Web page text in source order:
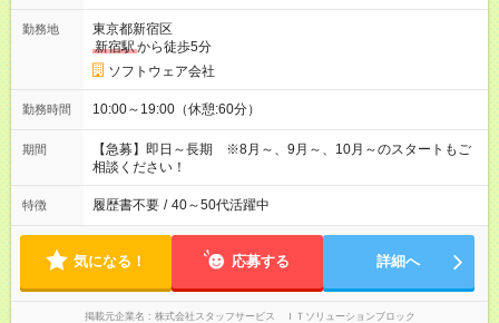
勤務地
東京都新宿区
新宿駅から徒歩5分
ソフトウェア会社
勤務時間 10:00～19:00（休憩:60分）
期間
【急募】即日～長期 ※8月～、9月～、10月～のスタートもご
相談ください！
特徴 履歴書不要 / 40～50代活躍中
気になる！ 応募する 詳細へ
掲載元企業名 株式会社スタッフサービス ＩＴソリューションブロック